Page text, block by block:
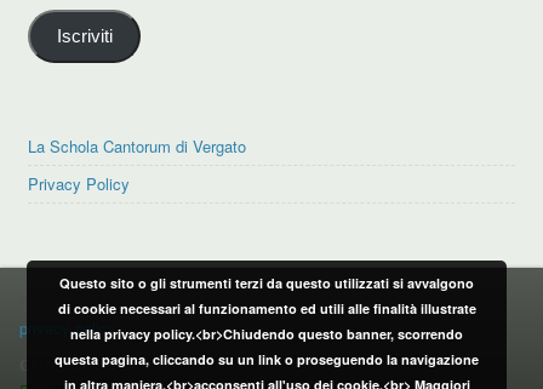
mail
Iscriviti
La Schola Cantorum di Vergato
Privacy Policy
PRIVACY POLICY
privacy policy
CONTATTI:
Questo sito o gli strumenti terzi da questo utilizzati si avvalgono
di cookie necessari al funzionamento ed utili alle finalità illustrate
nella privacy policy.<br>Chiudendo questo banner, scorrendo
questa pagina, cliccando su un link o proseguendo la navigazione
in altra maniera,<br>acconsenti all'uso dei cookie.<br> Maggiori